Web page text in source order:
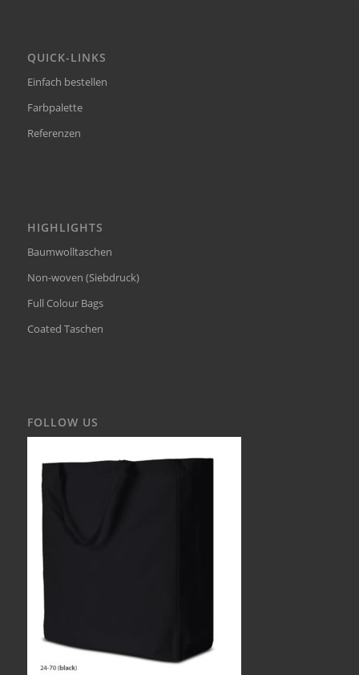
QUICK-LINKS
Einfach bestellen
Farbpalette
Referenzen
HIGHLIGHTS
Baumwolltaschen
Non-woven (Siebdruck)
Full Colour Bags
Coated Taschen
FOLLOW US